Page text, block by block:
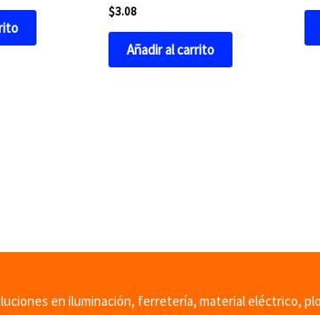
$3.08
Añadir al carrito
en iluminación, ferretería, material eléctrico,